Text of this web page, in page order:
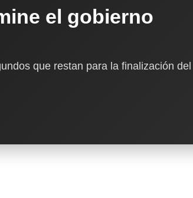
el gobierno
que restan para la finalización del